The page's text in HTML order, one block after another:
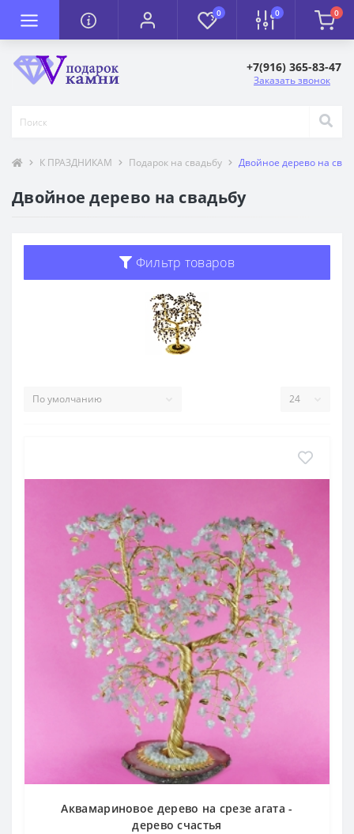
0 0 0
+7(916) 365-83-47
Заказать звонок
К ПРАЗДНИКАМ Подарок на свадьбу Двойное дерево на
Двойное дерево на свадьбу
Фильтр товаров
Аквамариновое дерево на срезе агата -
дерево счастья